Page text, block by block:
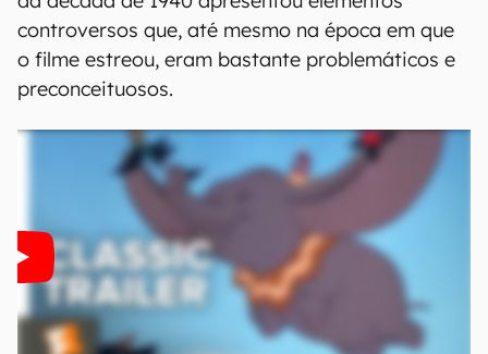
controversos que, até mesmo na época em que
o filme estreou, eram bastante problemáticos e
preconceituosos.